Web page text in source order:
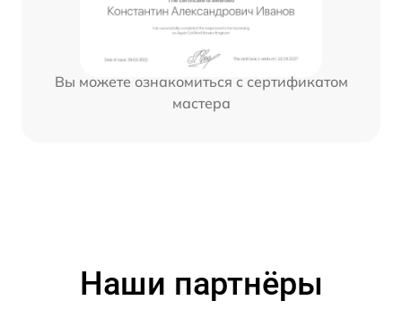
Вы можете ознакомиться с сертификатом
мастера
Наши партнёры